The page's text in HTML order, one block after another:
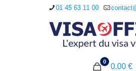
01 45 63 11 00
0
0.00 €